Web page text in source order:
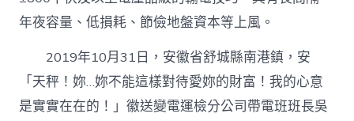
年夜容量、低損耗、節儉地盤資本等上風。
2019年10月31日，安徽省舒城縣南港鎮，安
「天秤！妳…妳不能這樣對待愛妳的財富！我的心意
是實實在在的！」徽送變電運檢分公司帶電班班長吳